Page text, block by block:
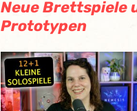
Neue Brettspiele
Prototypen